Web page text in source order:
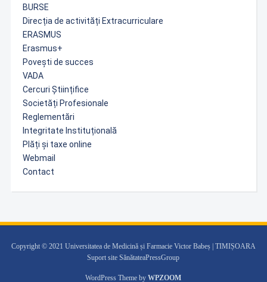
BURSE
Direcția de activități Extracurriculare
ERASMUS
Erasmus+
Povești de succes
VADA
Cercuri Științifice
Societăți Profesionale
Reglementări
Integritate Instituțională
Plăți și taxe online
Webmail
Contact
Copyright © 2021 Universitatea de Medicină și Farmacie Victor Babeș | TIMIȘOARA
Suport site SănătateaPressGroup
WordPress Theme byWPZOOM